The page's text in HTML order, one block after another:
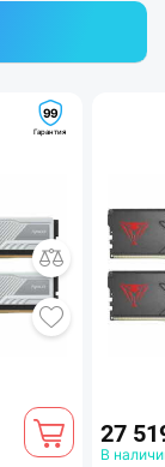
99
Гарантия
27
В